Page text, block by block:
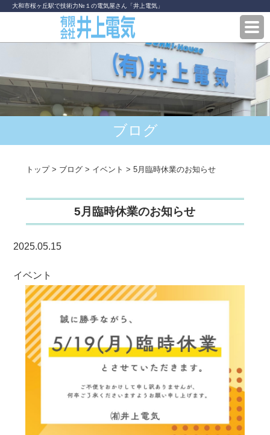
大和市桜ヶ丘駅で技術力№１の電気屋さん「井上電気」
ブログ
トップ> ブログ> イベント > 5月臨時休業のお知らせ
5月臨時休業のお知らせ
2025.05.15
イベント